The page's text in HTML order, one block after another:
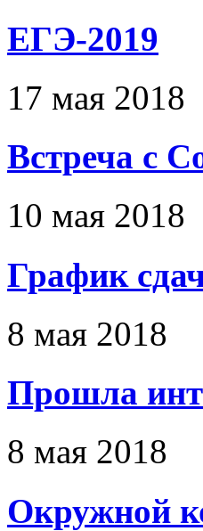
ЕГЭ-2019
17 мая 2018
Встреча с
10 мая 2018
График
8 мая 2018
Прошла
8 мая 2018
Окружной